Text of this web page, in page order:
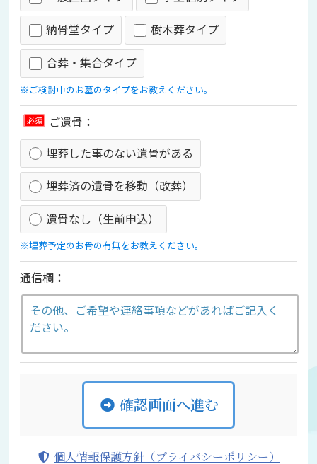
納骨堂タイプ
樹木葬タイプ
合葬・集合タイプ
※ご検討中のお墓のタイプをお教えください。
必須
ご遺骨：
埋葬した事のない遺骨がある
埋葬済の遺骨を移動（改葬）
遺骨なし（生前申込）
※埋葬予定のお骨の有無をお教えください。
通信欄：
確認画面へ進む
個人情報保護方針（プライバシーポリシー）